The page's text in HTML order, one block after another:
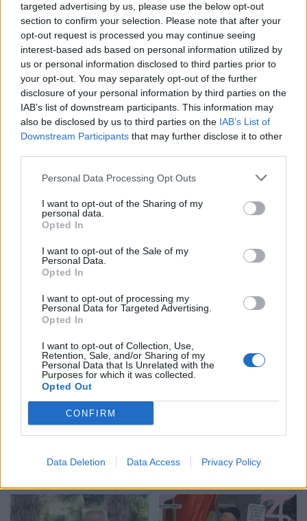
targeted advertising by us, please use the below opt-out
section to confirm your selection. Please note that after your
opt-out request is processed you may continue seeing
interest-based ads based on personal information utilized by
us or personal information disclosed to third parties prior to
your opt-out. You may separately opt-out of the further
disclosure of your personal information by third parties on the
IAB’s list of downstream participants. This information may
also be disclosed by us to third parties on the IAB’s List of
Downstream Participants that may further disclose it to other
Personal Data Processing Opt Outs
I want to opt-out of the Sharing of my
personal data.
Opted In
I want to opt-out of the Sale of my
Personal Data.
Opted In
I want to opt-out of processing my
Personal Data for Targeted Advertising.
Opted In
I want to opt-out of Collection, Use,
Retention, Sale, and/or Sharing of my
Personal Data that Is Unrelated with the
Purposes for which it was collected.
Opted Out
CONFIRM
Data Deletion Data Access Privacy Policy
Hyri me Jet Ski në
hapësirën e pushuesve në
Zvërnec, gjobitet me 300
mijë lekë drejtuesi
Tragjedi në Rrugën e
Kombit, aksidentohet de
vdes 38-vjeçari nga
Kosova
“Po ngrihet një ministri
Këlliçi: Projektligji i
shtatorit i hap rrugë
ndërhyjë
Damaskut lë 2 të vdekur
protestë: Pacientët
kurim jashtë vendit
shpërthimi i një minibusi